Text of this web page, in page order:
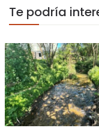
Te podría